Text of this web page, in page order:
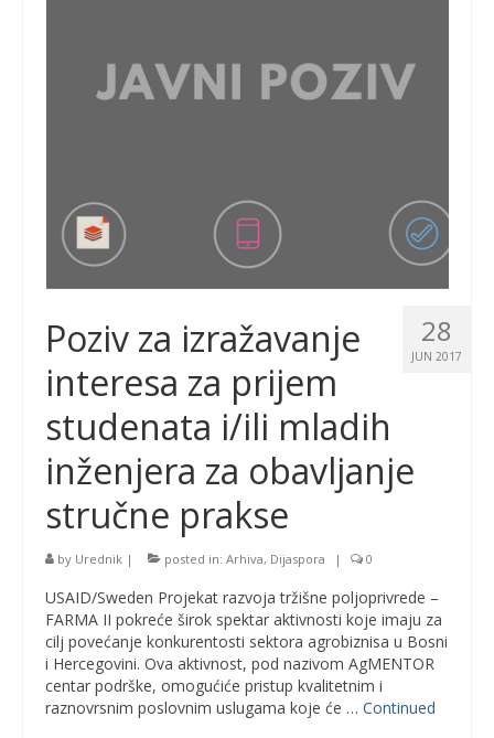
28
JUN 2017
Poziv za izražavanje
interesa za prijem
studenata i/ili mladih
inženjera za obavljanje
stručne prakse
by Urednik | posted in: Arhiva, Dijaspora | 0
USAID/Sweden Projekat razvoja tržišne poljoprivrede –
FARMA II pokreće širok spektar aktivnosti koje imaju za
cilj povećanje konkurentosti sektora agrobiznisa u Bosni
i Hercegovini. Ova aktivnost, pod nazivom AgMENTOR
centar podrške, omogućiće pristup kvalitetnim i
raznovrsnim poslovnim uslugama koje će … Continued